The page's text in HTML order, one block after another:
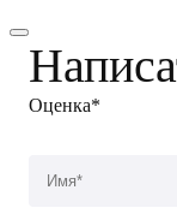
Оценка*